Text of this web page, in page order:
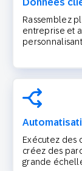
Rassemblez
entreprise et
Exécutez des
créez des
grande